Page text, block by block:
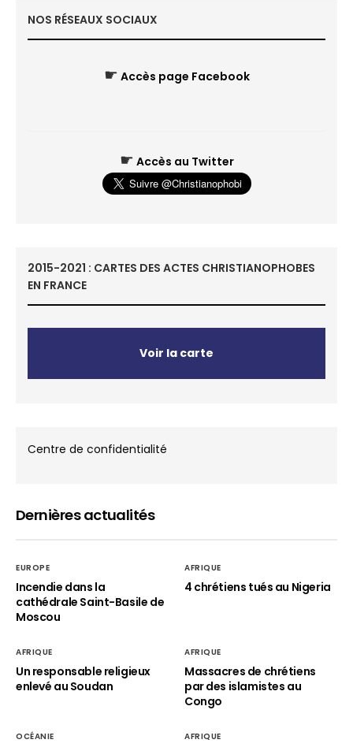
NOS RÉSEAUX SOCIAUX
☛ Accès page Facebook
☛ Accès au Twitter
2015-2021 : CARTES DES ACTES CHRISTIANOPHOBES
EN FRANCE
Voir la carte
Centre de confidentialité
Dernières actualités
EUROPE
Incendie dans la
cathédrale Saint-Basile de
Moscou
AFRIQUE
4 chrétiens tués au Nigeria
AFRIQUE
Un responsable religieux
enlevé au Soudan
AFRIQUE
Massacres de chrétiens
par des islamistes au
Congo
OCÉANIE AFRIQUE